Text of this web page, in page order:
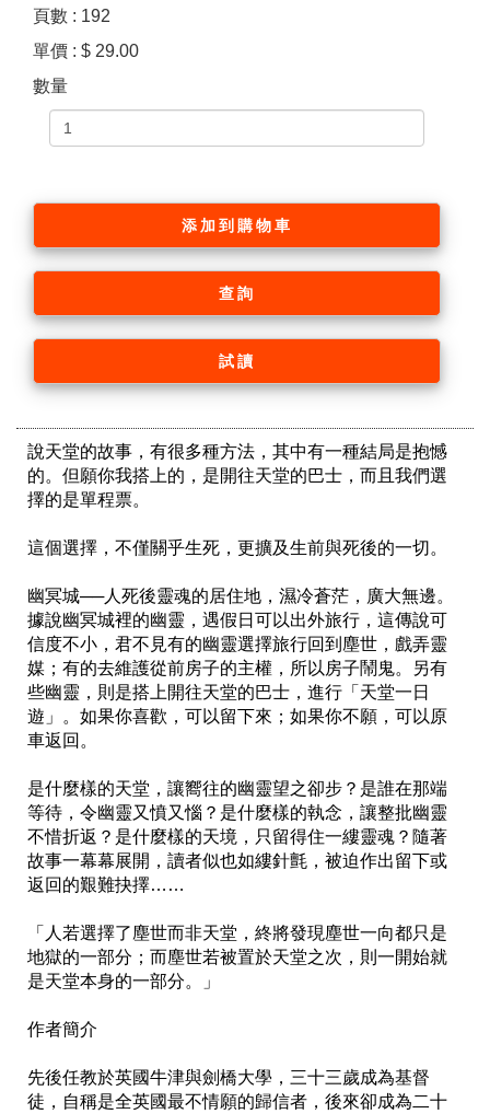
頁數 : 192
單價 : $ 29.00
數量
添加到購物車
查詢
試讀
說天堂的故事，有很多種方法，其中有一種結局是抱憾
的。但願你我搭上的，是開往天堂的巴士，而且我們選
擇的是單程票。
這個選擇，不僅關乎生死，更擴及生前與死後的一切。
幽冥城──人死後靈魂的居住地，濕冷蒼茫，廣大無邊。
據說幽冥城裡的幽靈，遇假日可以出外旅行，這傳說可
信度不小，君不見有的幽靈選擇旅行回到塵世，戲弄靈
媒；有的去維護從前房子的主權，所以房子鬧鬼。另有
些幽靈，則是搭上開往天堂的巴士，進行「天堂一日
遊」。如果你喜歡，可以留下來；如果你不願，可以原
車返回。
是什麼樣的天堂，讓嚮往的幽靈望之卻步？是誰在那端
等待，令幽靈又憤又惱？是什麼樣的執念，讓整批幽靈
不惜折返？是什麼樣的天境，只留得住一縷靈魂？隨著
故事一幕幕展開，讀者似也如縷針氈，被迫作出留下或
返回的艱難抉擇……
「人若選擇了塵世而非天堂，終將發現塵世一向都只是
地獄的一部分；而塵世若被置於天堂之次，則一開始就
是天堂本身的一部分。」
作者簡介
先後任教於英國牛津與劍橋大學，三十三歲成為基督
徒，自稱是全英國最不情願的歸信者，後來卻成為二十